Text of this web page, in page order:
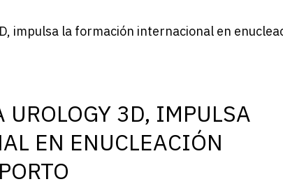
impulsa la formación internacional en
3D, IMPULSA
EN ENUCLEACIÓN